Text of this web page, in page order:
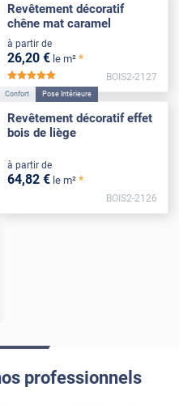
Revêtement décoratif
chêne mat caramel
à partir de
26,20 € le m² *
BOIS2-2127
Confort Pose Intérieure
Revêtement décoratif effet
bois de liège
à partir de
64,82 € le m² *
BOIS2-2126
professionnels